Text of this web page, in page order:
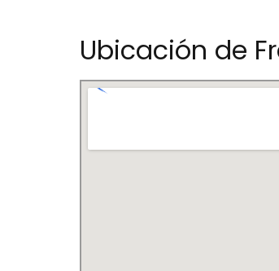
Ubicación de